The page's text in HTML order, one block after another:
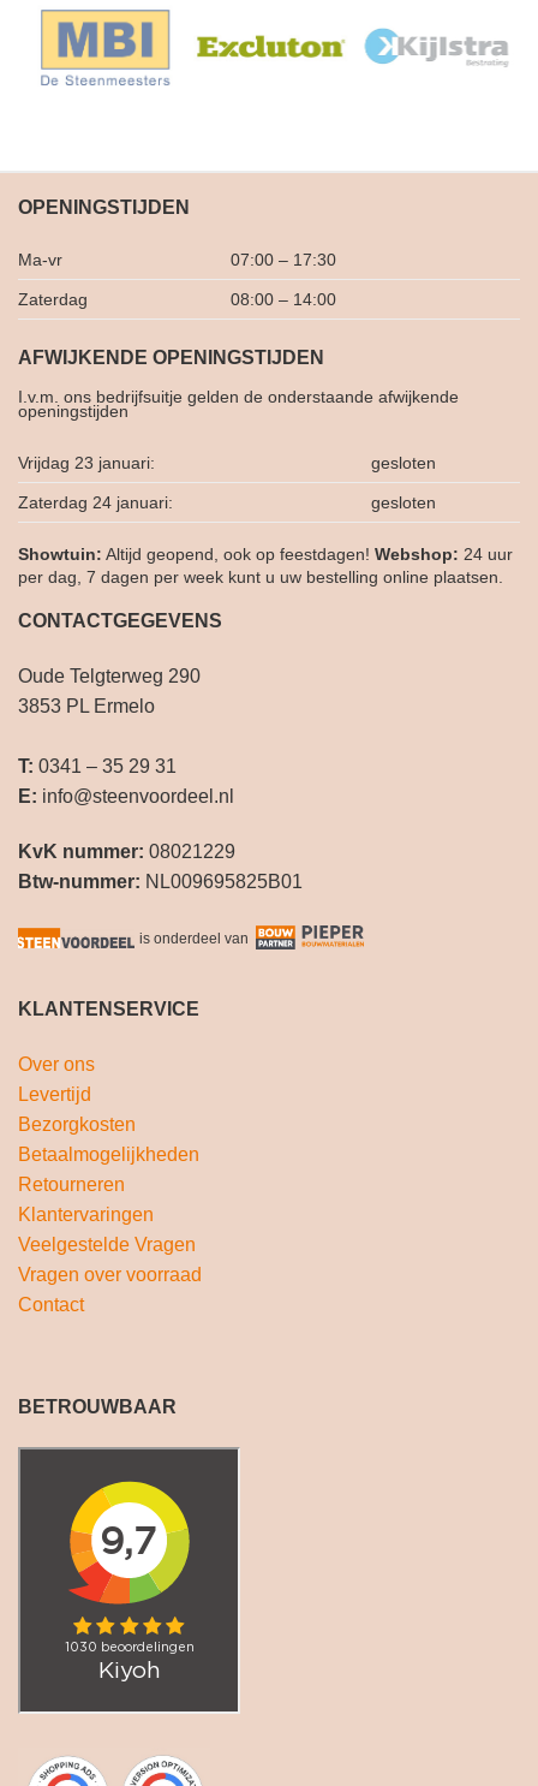
OPENINGSTIJDEN
Ma-vr 07:00 – 17:30
Zaterdag 08:00 – 14:00
AFWIJKENDE OPENINGSTIJDEN
I.v.m. ons bedrijfsuitje gelden de onderstaande afwijkende
openingstijden
Vrijdag 23 januari: gesloten
Zaterdag 24 januari: gesloten
Showtuin: Altijd geopend, ook op feestdagen! Webshop: 24 uur
per dag, 7 dagen per week kunt u uw bestelling online plaatsen.
CONTACTGEGEVENS
Oude Telgterweg 290
3853 PL Ermelo
T: 0341 – 35 29 31
E: info@steenvoordeel.nl
KvK nummer: 08021229
Btw-nummer: NL009695825B01
is onderdeel van
KLANTENSERVICE
Over ons
Levertijd
Bezorgkosten
Betaalmogelijkheden
Retourneren
Klantervaringen
Veelgestelde Vragen
Vragen over voorraad
Contact
BETROUWBAAR